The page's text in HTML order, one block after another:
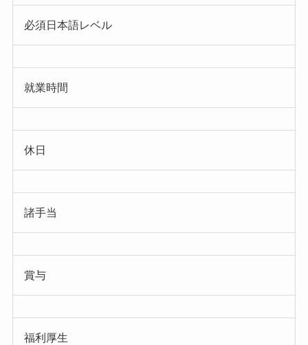
必須日本語レベル
就業時間
休日
諸手当
賞与
福利厚生